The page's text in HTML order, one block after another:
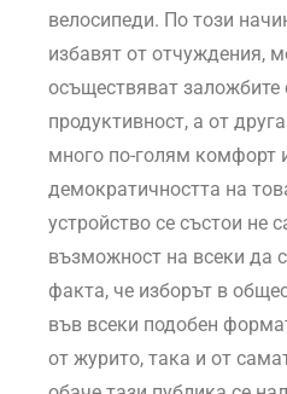
велосипеди. По този
избавят от отчуждения,
осъществяват заложбите
продуктивност, а от
много по-голям комфорт
демократичността на
устройство се състои не
възможност на всеки да
факта, че изборът в
във всеки подобен
от журито, така и от